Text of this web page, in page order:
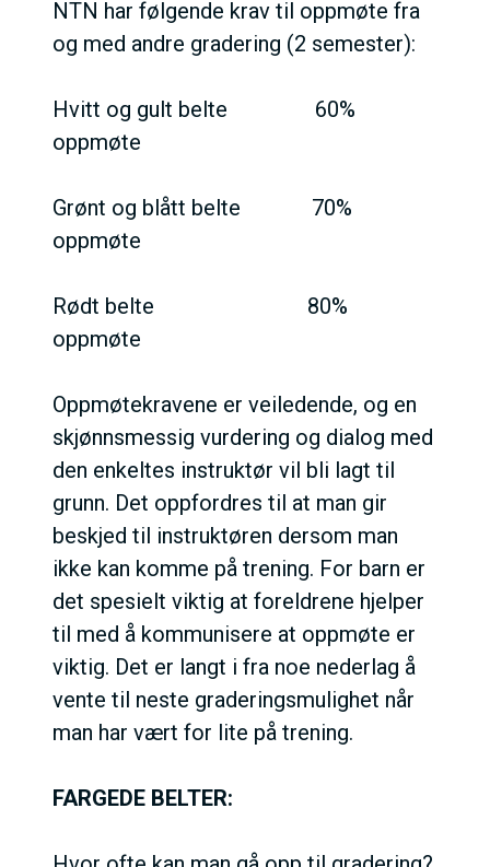
NTN har følgende krav til oppmøte fra
og med andre gradering (2 semester):
Hvitt og gult belte 60%
oppmøte
Grønt og blått belte 70%
oppmøte
Rødt belte 80%
oppmøte
Oppmøtekravene er veiledende, og en
skjønnsmessig vurdering og dialog med
den enkeltes instruktør vil bli lagt til
grunn. Det oppfordres til at man gir
beskjed til instruktøren dersom man
ikke kan komme på trening. For barn er
det spesielt viktig at foreldrene hjelper
til med å kommunisere at oppmøte er
viktig. Det er langt i fra noe nederlag å
vente til neste graderingsmulighet når
man har vært for lite på trening.
FARGEDE BELTER: